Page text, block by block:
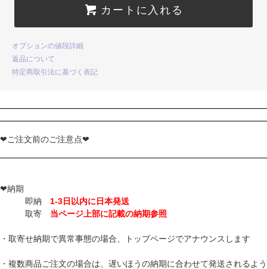
カートに入れる
オプションの値段詳細
返品について
特定商取引法に基づく表記
❤ご注文前のご注意点❤
❤納期
即納 1-3日以内に日本発送
取寄 当ページ上部に記載の納期参照
・取寄せ納期で異常事態の場合、トップページでアナウンスします
・複数商品ご注文の場合は、遅いほうの納期に合わせて発送されるよう